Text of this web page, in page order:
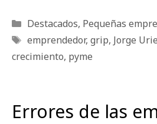
Categorías
Destacados, Pequeñas
Etiquetas
emprendedor, grip, Jorge
crecimiento, pyme
Errores de las